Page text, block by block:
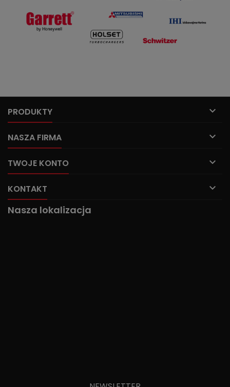
PRODUKTY 
NASZA FIRMA 
TWOJE KONTO 
KONTAKT 
Nasza lokalizacja